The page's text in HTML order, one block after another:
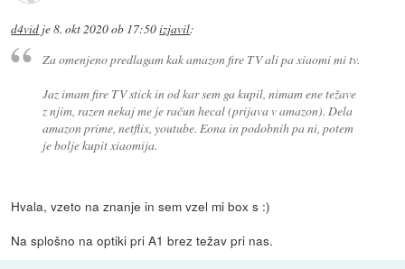
d4vid je8. okt 2020 ob 17:50izjavil:
Za omenjeno predlagam kak amazon fire TV ali pa xiaomi mi tv.
Jaz imam fire TV stick in od kar sem ga kupil, nimam ene težave
z njim, razen nekaj me je račun hecal (prijava v amazon). Dela
amazon prime, netflix, youtube. Eona in podobnih pa ni, potem
je bolje kupit xiaomija.
Hvala, vzeto na znanje in sem vzel mi box s :)
Na splošno na optiki pri A1 brez težav pri nas.